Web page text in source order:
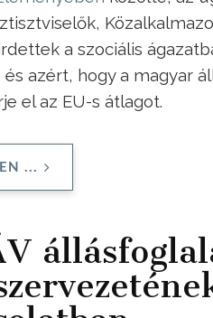
a szociális
és azért, hogy a magyar
el az EU-s átlagot.
...